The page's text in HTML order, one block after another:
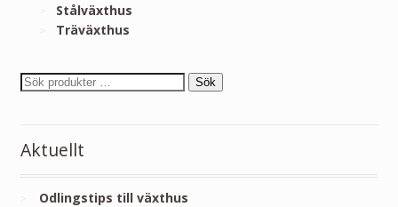
Stålväxthus
Träväxthus
Sök
Aktuellt
Odlingstips till växthus